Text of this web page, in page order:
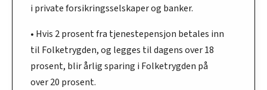
i private forsikringsselskaper og banker.
• Hvis 2 prosent fra tjenestepensjon betales inn
til Folketrygden, og legges til dagens over 18
prosent, blir årlig sparing i Folketrygden på
over 20 prosent.